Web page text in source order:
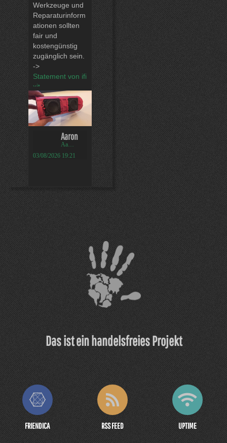
Werkzeuge und
Reparaturinform
ationen sollten
fair und
kostengünstig
zugänglich sein.
->
Statement von ifi
xit...
Aaron
Aaron
03/08/2026 19:21
Das ist ein handelsfreies Projekt
FRIENDICA RSS FEED UPTIME